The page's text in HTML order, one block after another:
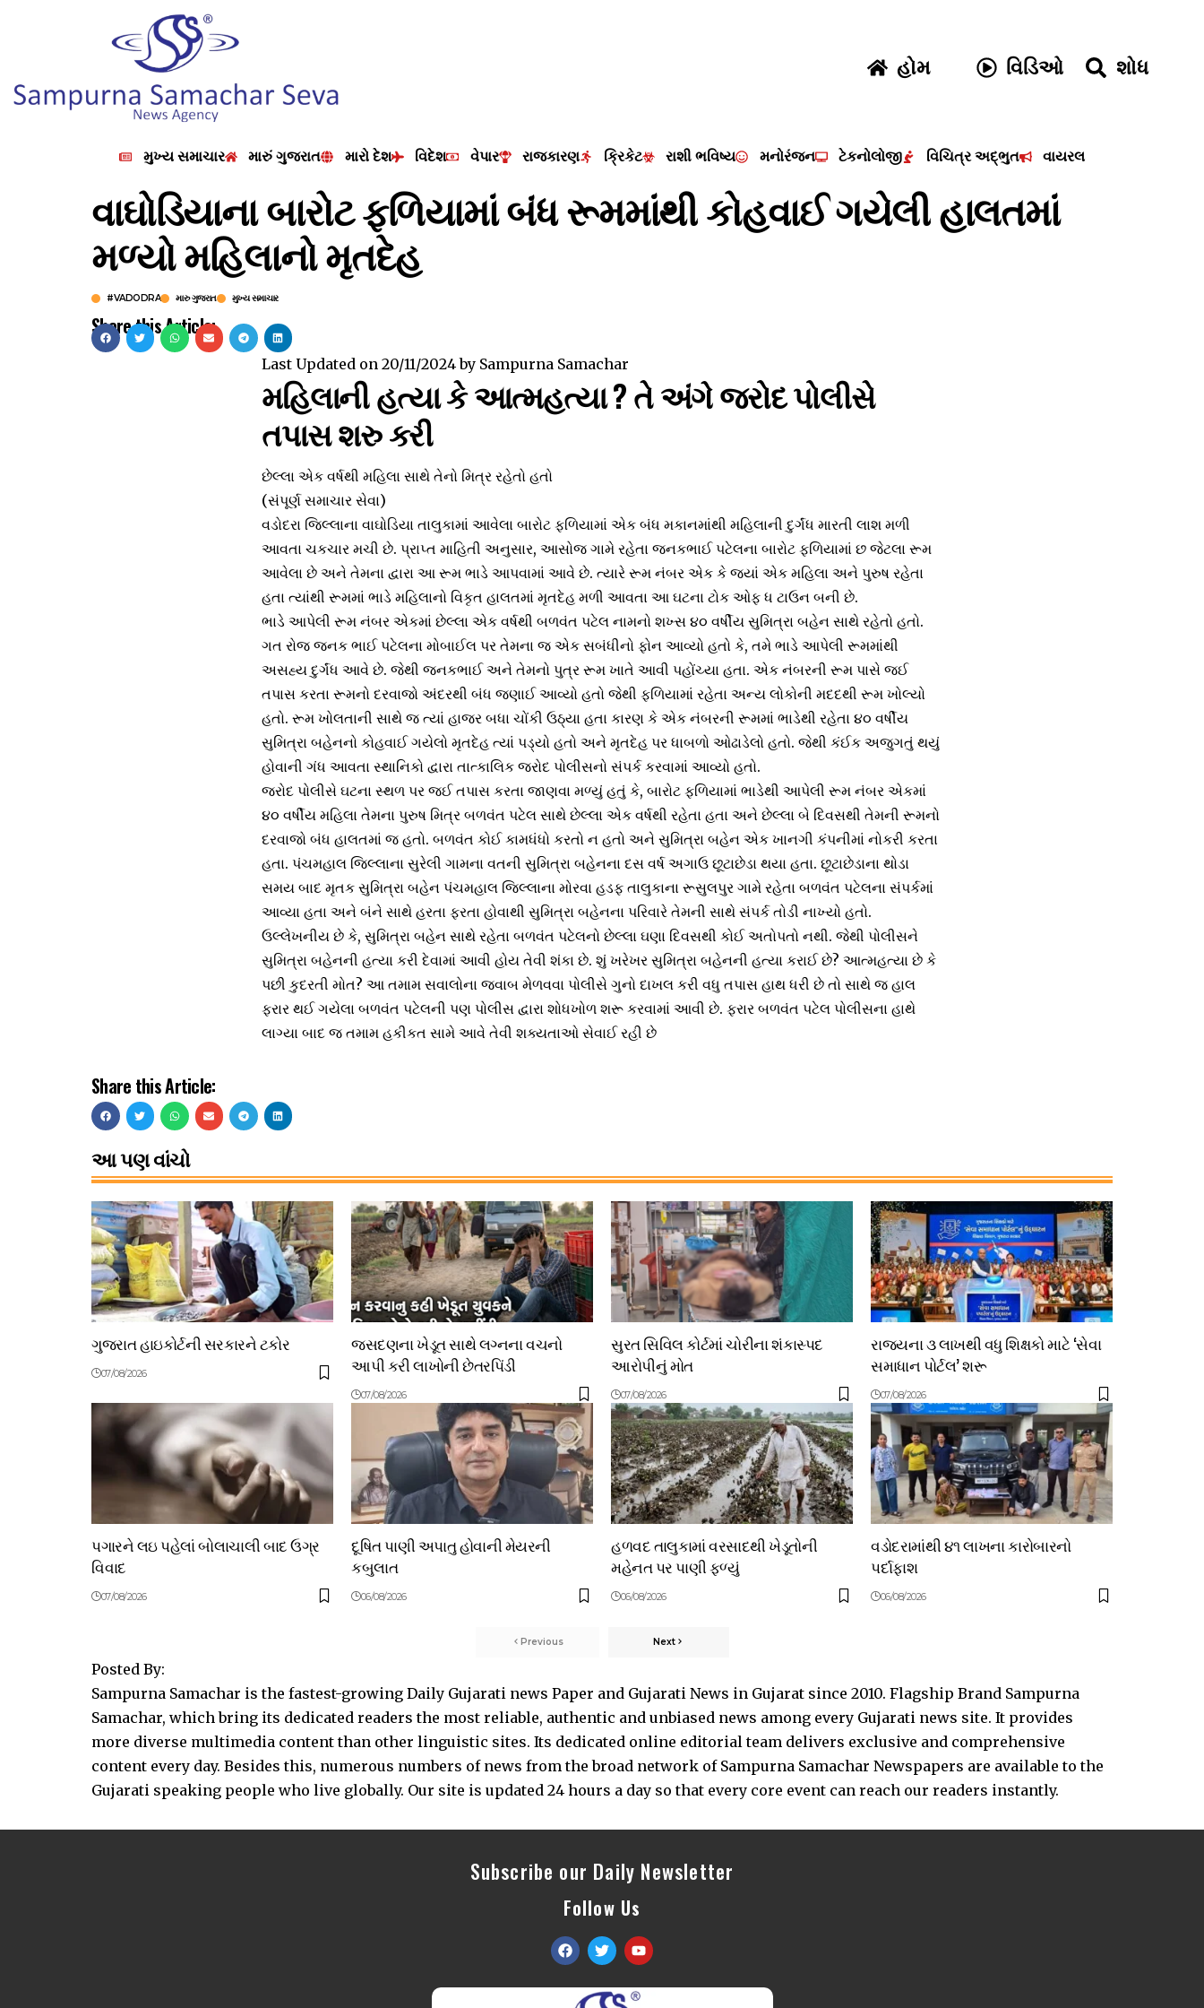
હોમ વિડિઓ શોધ
મુખ્ય સમાચાર મારું ગુજરાત મારો દેશ વિદેશ વેપાર રાજકારણ ક્રિકેટ રાશી ભવિષ્ય મનોરંજન ટેકનોલોજી વિચિત્ર અદ્ભુત વાયરલ
વાઘોડિયાના બારોટ ફળિયામાં બંધ રૂમમાંથી કોહવાઈ ગયેલી હાલતમાં
મળ્યો મહિલાનો મૃતદેહ
#VADODRA મારુ ગુજરાત મુખ્ય સમાચાર
Share this Article:
Last Updated on 20/11/2024by Sampurna Samachar
મહિલાની હત્યા કે આત્મહત્યા ? તે અંગે જરોદ પોલીસે
તપાસ શરુ કરી
છેલ્લા એક વર્ષથી મહિલા સાથે તેનો મિત્ર રહેતો હતો
(સંપૂર્ણ સમાચાર સેવા)
વડોદરા જિલ્લાના વાઘોડિયા તાલુકામાં આવેલા બારોટ ફળિયામાં એક બંધ મકાનમાંથી મહિલાની દુર્ગંધ મારતી લાશ મળી
આવતા ચકચાર મચી છે. પ્રાપ્ત માહિતી અનુસાર, આસોજ ગામે રહેતા જનકભાઈ પટેલના બારોટ ફળિયામાં છ જેટલા રૂમ
આવેલા છે અને તેમના દ્વારા આ રૂમ ભાડે આપવામાં આવે છે. ત્યારે રૂમ નંબર એક કે જ્યાં એક મહિલા અને પુરુષ રહેતા
હતા ત્યાંથી રૂમમાં ભાડે મહિલાનો વિકૃત હાલતમાં મૃતદેહ મળી આવતા આ ઘટના ટોક ઓફ ધ ટાઉન બની છે.
ભાડે આપેલી રૂમ નંબર એકમાં છેલ્લા એક વર્ષથી બળવંત પટેલ નામનો શખ્સ ૪૦ વર્ષીય સુમિત્રા બહેન સાથે રહેતો હતો.
ગત રોજ જનક ભાઈ પટેલના મોબાઈલ પર તેમના જ એક સબંધીનો ફોન આવ્યો હતો કે, તમે ભાડે આપેલી રૂમમાંથી
અસહ્ય દુર્ગંધ આવે છે. જેથી જનકભાઈ અને તેમનો પુત્ર રૂમ ખાતે આવી પહોંચ્યા હતા. એક નંબરની રૂમ પાસે જઈ
તપાસ કરતા રૂમનો દરવાજો અંદરથી બંધ જણાઈ આવ્યો હતો જેથી ફળિયામાં રહેતા અન્ય લોકોની મદદથી રૂમ ખોલ્યો
હતો. રૂમ ખોલતાની સાથે જ ત્યાં હાજર બધા ચોંકી ઉઠ્‌યા હતા કારણ કે એક નંબરની રૂમમાં ભાડેથી રહેતા ૪૦ વર્ષીય
સુમિત્રા બહેનનો કોહવાઈ ગયેલો મૃતદેહ ત્યાં પડ્યો હતો અને મૃતદેહ પર ધાબળો ઓઢાડેલો હતો. જેથી કંઈક અજુગતું થયું
હોવાની ગંધ આવતા સ્થાનિકો દ્વારા તાત્કાલિક જરોદ પોલીસનો સંપર્ક કરવામાં આવ્યો હતો.
જરોદ પોલીસે ઘટના સ્થળ પર જઈ તપાસ કરતા જાણવા મળ્યું હતું કે, બારોટ ફળિયામાં ભાડેથી આપેલી રૂમ નંબર એકમાં
૪૦ વર્ષીય મહિલા તેમના પુરુષ મિત્ર બળવંત પટેલ સાથે છેલ્લા એક વર્ષથી રહેતા હતા અને છેલ્લા બે દિવસથી તેમની રૂમનો
દરવાજો બંધ હાલતમાં જ હતો. બળવંત કોઈ કામધંધો કરતો ન હતો અને સુમિત્રા બહેન એક ખાનગી કંપનીમાં નોકરી કરતા
હતા. પંચમહાલ જિલ્લાના સુરેલી ગામના વતની સુમિત્રા બહેનના દસ વર્ષ અગાઉ છૂટાછેડા થયા હતા. છૂટાછેડાના થોડા
સમય બાદ મૃતક સુમિત્રા બહેન પંચમહાલ જિલ્લાના મોરવા હડફ તાલુકાના રૂસુલપુર ગામે રહેતા બળવંત પટેલના સંપર્કમાં
આવ્યા હતા અને બંને સાથે હરતા ફરતા હોવાથી સુમિત્રા બહેનના પરિવારે તેમની સાથે સંપર્ક તોડી નાખ્યો હતો.
ઉલ્લેખનીય છે કે, સુમિત્રા બહેન સાથે રહેતા બળવંત પટેલનો છેલ્લા ઘણા દિવસથી કોઈ અતોપતો નથી. જેથી પોલીસને
સુમિત્રા બહેનની હત્યા કરી દેવામાં આવી હોય તેવી શંકા છે. શું ખરેખર સુમિત્રા બહેનની હત્યા કરાઈ છે? આત્મહત્યા છે કે
પછી કુદરતી મોત? આ તમામ સવાલોના જવાબ મેળવવા પોલીસે ગુનો દાખલ કરી વધુ તપાસ હાથ ધરી છે તો સાથે જ હાલ
ફરાર થઈ ગયેલા બળવંત પટેલની પણ પોલીસ દ્વારા શોધખોળ શરૂ કરવામાં આવી છે. ફરાર બળવંત પટેલ પોલીસના હાથે
લાગ્યા બાદ જ તમામ હકીકત સામે આવે તેવી શક્યતાઓ સેવાઈ રહી છે
Share this Article:
આ પણ વાંચો
ગુજરાત હાઇકોર્ટની સરકારને ટકોર
07/08/2026
જસદણના ખેડૂત સાથે લગ્નના વચનો
આપી કરી લાખોની છેતરપિંડી
07/08/2026
સુરત સિવિલ કોર્ટમાં ચોરીના શંકાસ્પદ
આરોપીનું મોત
07/08/2026
રાજ્યના ૩ લાખથી વધુ શિક્ષકો માટે ‘સેવા
સમાધાન પોર્ટલ’ શરૂ
07/08/2026
પગારને લઇ પહેલાં બોલાચાલી બાદ ઉગ્ર
વિવાદ
07/08/2026
દૂષિત પાણી અપાતુ હોવાની મેયરની
કબુલાત
06/08/2026
હળવદ તાલુકામાં વરસાદથી ખેડૂતોની
મહેનત પર પાણી ફળ્યું
06/08/2026
વડોદરામાંથી ૪૧ લાખના કારોબારનો
પર્દાફાશ
06/08/2026
Previous Next
Posted By:
Sampurna Samachar is the fastest-growing Daily Gujarati news Paper and Gujarati News in Gujarat since 2010. Flagship Brand Sampurna
Samachar, which bring its dedicated readers the most reliable, authentic and unbiased news among every Gujarati news site. It provides
more diverse multimedia content than other linguistic sites. Its dedicated online editorial team delivers exclusive and comprehensive
content every day. Besides this, numerous numbers of news from the broad network of Sampurna Samachar Newspapers are available to the
Gujarati speaking people who live globally. Our site is updated 24 hours a day so that every core event can reach our readers instantly.
Subscribe our Daily Newsletter
Follow Us